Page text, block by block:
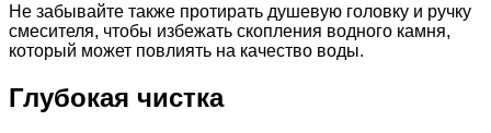
Не забывайте также протирать душевую головку и ручку
смесителя, чтобы избежать скопления водного камня,
который может повлиять на качество воды.
Глубокая чистка